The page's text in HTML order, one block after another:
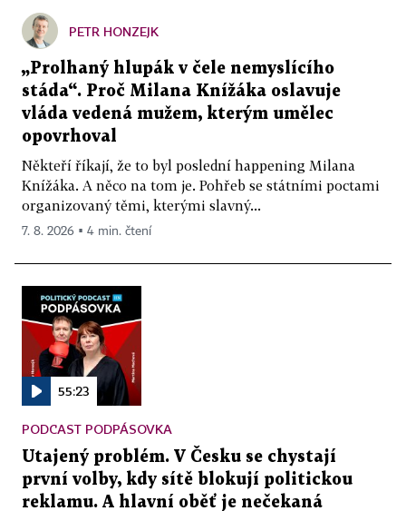
PETR HONZEJK
„Prolhaný hlupák v čele nemyslícího
stáda“. Proč Milana Knížáka oslavuje
vláda vedená mužem, kterým umělec
opovrhoval
Někteří říkají, že to byl poslední happening Milana
Knížáka. A něco na tom je. Pohřeb se státními poctami
organizovaný těmi, kterými slavný...
7. 8. 2026 ▪ 4 min. čtení
55:23
PODCAST PODPÁSOVKA
Utajený problém. V Česku se chystají
první volby, kdy sítě blokují politickou
reklamu. A hlavní oběť je nečekaná